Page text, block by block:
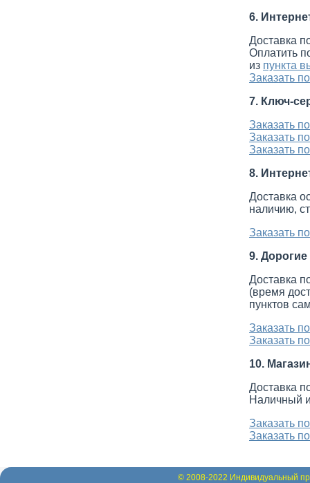
6.
Доставка
Оплатить
из пункта
Заказать
7. Ключ-
Заказать
Заказать
Заказать
8.
Доставка
наличию,
Заказать
9. Дорогие
Доставка
(время
пунктов
Заказать
Заказать
10.
Доставка
Наличный
Заказать
Заказать
© 2008-2022 Индивидуальный